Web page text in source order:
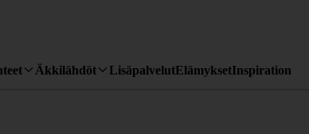
Äkkilähdöt LisäpalvelutElämyksetInspiration